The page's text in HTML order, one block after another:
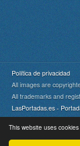
This website uses
Política de privacidad
All images are
All trademarks and
LasPortadas.es -